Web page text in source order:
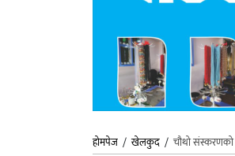
होमपेज /खेलकुद / चौथो